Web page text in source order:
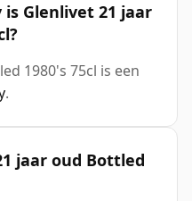
Glenlivet 21 jaar
1980's 75cl is een
.
jaar oud Bottled